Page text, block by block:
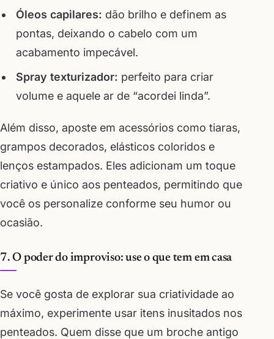
Óleos capilares: dão brilho e definem as
pontas, deixando o cabelo com um
acabamento impecável.
Spray texturizador: perfeito para criar
volume e aquele ar de “acordei linda”.
Além disso, aposte em acessórios como tiaras,
grampos decorados, elásticos coloridos e
lenços estampados. Eles adicionam um toque
criativo e único aos penteados, permitindo que
você os personalize conforme seu humor ou
ocasião.
7. O poder do improviso: use o que tem em casa
Se você gosta de explorar sua criatividade ao
máximo, experimente usar itens inusitados nos
penteados. Quem disse que um broche antigo